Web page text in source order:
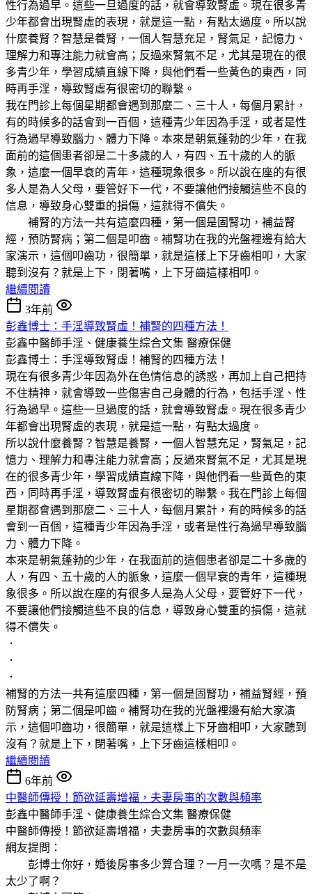
性行為過早。這些一旦過度的話，就會導致腎虛。現在很多青
少年都會出現腎虛的表現，就是這一點，有點太過度。所以說
什麼養腎？智慧是養腎，一個人智慧充足，腎氣足，記憶力、
理解力和專注能力就會高；反過來腎氣不足，尤其是現在的很
多青少年，學習成績直線下降，與他們看一些黃色的東西，同
時再手淫，導致腎虛有很密切的聯繫。
我在門診上每個星期都會遇到那麼二、三十人，每個月累計，
有的時候多的話會到一百個，這種青少年因為手淫，或者是性
行為過早導致腦力、體力下降。本來是朝氣蓬勃的少年，在我
面前的這個患者卻是二十多歲的人，有四、五十歲的人的脈
象，這麼一個早衰的青年，這種現象很多。所以說在座的有很
多人是為人父母，要管好下一代，不要讓他們接觸這些不良的
信息，導致身心雙重的損傷，這就得不償失。
補腎的方法一共有這麼四種，第一個是固腎功，補益腎
經，預防腎病；第二個是叩齒。補腎功在我的光盤裡邊有給大
家演示，這個叩齒功，很簡單，就是這樣上下牙齒相叩，大家
聽到沒有？就是上下，閉著嘴，上下牙齒這樣相叩。
繼續閱讀
3年前
彭鑫博士：手淫導致腎虛！補腎的四種方法！
彭鑫中醫師手淫、健康養生綜合文集 醫療保健
彭鑫博士：手淫導致腎虛！補腎的四種方法！
現在有很多青少年因為外在色情信息的誘惑，再加上自己把持
不住精神，就會導致一些傷害自己身體的行為，包括手淫、性
行為過早。這些一旦過度的話，就會導致腎虛。現在很多青少
年都會出現腎虛的表現，就是這一點，有點太過度。
所以說什麼養腎？智慧是養腎，一個人智慧充足，腎氣足，記
憶力、理解力和專注能力就會高；反過來腎氣不足，尤其是現
在的很多青少年，學習成績直線下降，與他們看一些黃色的東
西，同時再手淫，導致腎虛有很密切的聯繫。我在門診上每個
星期都會遇到那麼二、三十人，每個月累計，有的時候多的話
會到一百個，這種青少年因為手淫，或者是性行為過早導致腦
力、體力下降。
本來是朝氣蓬勃的少年，在我面前的這個患者卻是二十多歲的
人，有四、五十歲的人的脈象，這麼一個早衰的青年，這種現
象很多。所以說在座的有很多人是為人父母，要管好下一代，
不要讓他們接觸這些不良的信息，導致身心雙重的損傷，這就
得不償失。
．
．
．
補腎的方法一共有這麼四種，第一個是固腎功，補益腎經，預
防腎病；第二個是叩齒。補腎功在我的光盤裡邊有給大家演
示，這個叩齒功，很簡單，就是這樣上下牙齒相叩，大家聽到
沒有？就是上下，閉著嘴，上下牙齒這樣相叩。
繼續閱讀
6年前
中醫師傳授！節欲延壽增福，夫妻房事的次數與頻率
彭鑫中醫師手淫、健康養生綜合文集 醫療保健
中醫師傳授！節欲延壽增福，夫妻房事的次數與頻率
網友提問：
彭博士你好，婚後房事多少算合理？一月一次嗎？是不是
太少了啊？